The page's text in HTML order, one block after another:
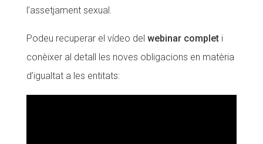
l’assetjament sexual.
Podeu recuperar el vídeo del webinar completi
conèixer al detall les noves obligacions en matèria
d’igualtat a les entitats: